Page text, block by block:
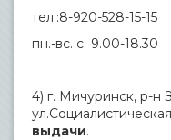
тел.:8-920-528-15-15
пн.-вс. с 9.00-18.30
4) г. Мичуринск, р-н
ул.Социалистическая
выдачи.